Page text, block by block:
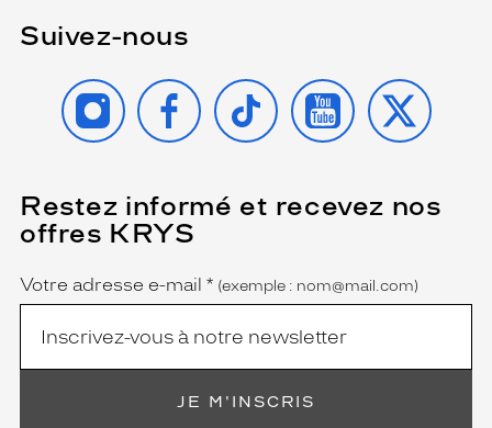
Suivez-nous
INSTAGRAMFACEBOOK
TIKTOK YOUTUBE
X
Restez informé et recevez nos
offres KRYS
Name
Votre adresse e-mail *
(Ce
champ
est
(exemple : nom@mail.com)
JE M'INSCRIS